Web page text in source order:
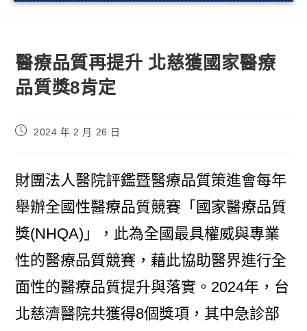
醫療品質再提升 北慈獲國家醫療
品質獎8肯定
2024 年 2 月 26 日
財團法人醫院評鑑暨醫療品質策進會每年
舉辦全國性醫療品質競賽「國家醫療品質
獎(NHQA)」，此為全國最具權威與專業
性的醫療品質競賽，藉此協助醫界進行全
面性的醫療品質提升與落實。2024年，台
北慈濟醫院共獲得8個獎項，其中急診部